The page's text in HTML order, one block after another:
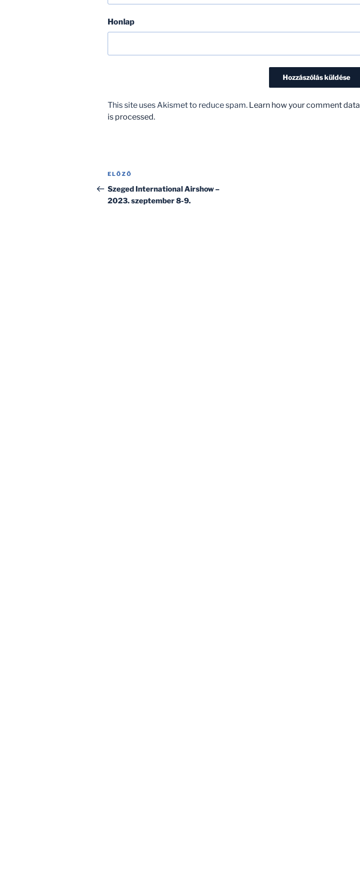
Honlap
This site uses Akismet to reduce spam. Learn how your comment data
is processed.
Bejegyzés
navigáció
Korábbi
bejegyzés
ELŐZŐ
Szeged International Airshow –
2023. szeptember 8-9.